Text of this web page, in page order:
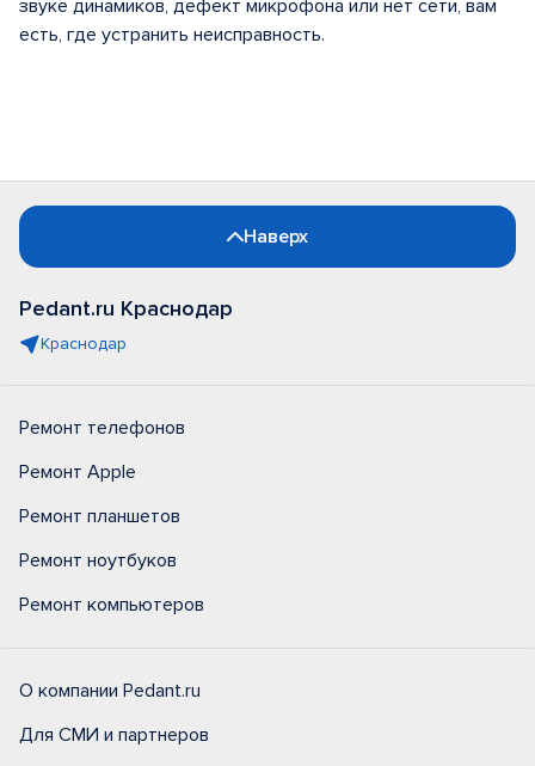
звуке динамиков, дефект микрофона или нет сети, вам
есть, где устранить неисправность.
Наверх
Pedant.ru Краснодар
Краснодар
Ремонт телефонов
Ремонт Apple
Ремонт планшетов
Ремонт ноутбуков
Ремонт компьютеров
О компании Pedant.ru
Для СМИ и партнеров